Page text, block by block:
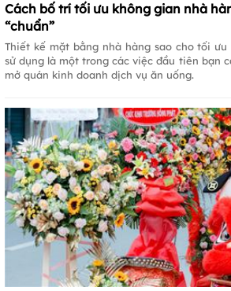
Cách bố trí tối ưu không gian nhà
“chuẩn”
Thiết kế mặt bằng nhà hàng sao cho tối
sử dụng là một trong các việc đầu tiên bạn
mở quán kinh doanh dịch vụ ăn uống.